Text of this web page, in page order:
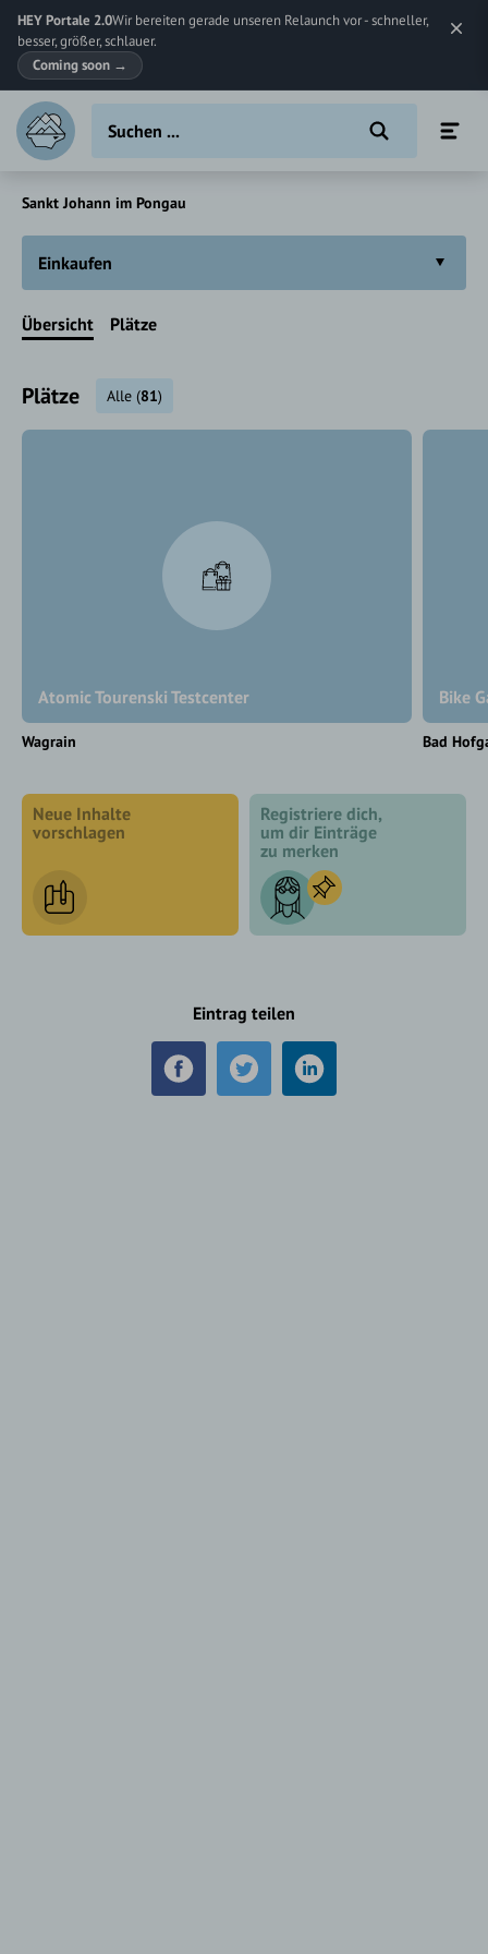
HEY Portale 2.0Wir bereiten gerade unseren Relaunch vor - schneller,
besser, größer, schlauer.
Coming soon →
Sankt Johann im Pongau
Einkaufen
Übersicht Plätze
Plätze Alle (81)
Atomic Tourenski Testcenter
Wagrain
Bike
Bad
Neue Inhalte
vorschlagen
Registriere dich,
um dir Einträge
zu merken
Eintrag teilen